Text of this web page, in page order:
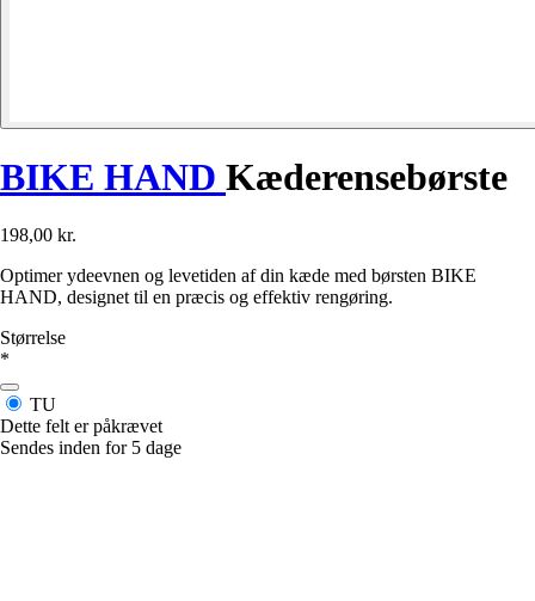
BIKE HAND Kæderensebørste
198,00 kr.
Optimer ydeevnen og levetiden af din kæde med børsten BIKE
HAND, designet til en præcis og effektiv rengøring.
Størrelse
*
TU
Dette felt er påkrævet
Sendes inden for 5 dage